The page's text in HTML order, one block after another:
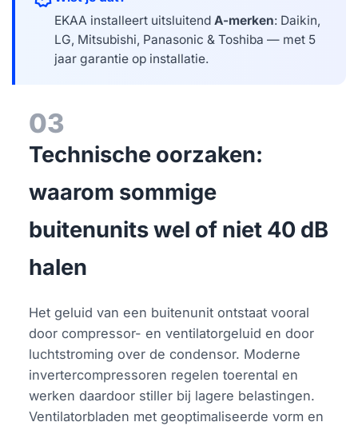
EKAA installeert uitsluitendA-merken: Daikin,
LG, Mitsubishi, Panasonic & Toshiba — met 5
jaar garantie op installatie.
03
Technische oorzaken:
waarom sommige
buitenunits wel of niet 40 dB
halen
Het geluid van een buitenunit ontstaat vooral
door compressor- en ventilatorgeluid en door
luchtstroming over de condensor. Moderne
invertercompressoren regelen toerental en
werken daardoor stiller bij lagere belastingen.
Ventilatorbladen met geoptimaliseerde vorm en